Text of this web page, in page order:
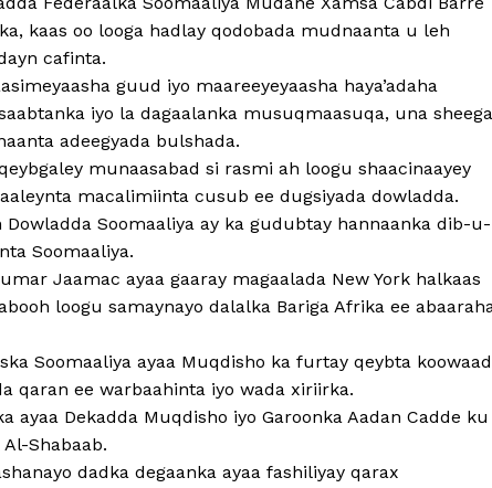
kaas oo looga hadlay qodobada mudnaanta u leh
cafinta.
guud iyo maareeyeyaasha haya’adaha
iyo la dagaalanka musuqmaasuqa, una
adeegyada bulshada.
munaasabad si rasmi ah loogu shaacinaayey
macalimiinta cusub ee dugsiyada dowladda.
Dowladda Soomaaliya ay ka gudubtay hannaanka dib-u-
Soomaaliya.
Jaamac ayaa gaaray magaalada New York halkaas
loogu samaynayo dalalka Bariga Afrika ee
Soomaaliya ayaa Muqdisho ka furtay qeybta koowaad
qaran ee warbaahinta iyo wada xiriirka.
ayaa Dekadda Muqdisho iyo Garoonka Aadan Cadde ku
Shabaab.
dadka degaanka ayaa fashiliyay qarax